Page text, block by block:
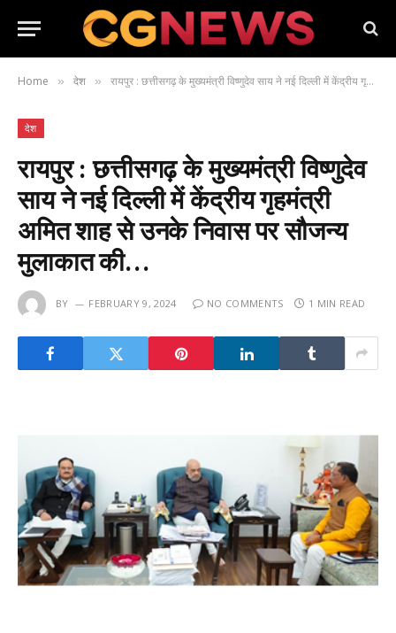
Home » देश » रायपुर : छत्तीसगढ़ के मुख्यमंत्री विष्णुदेव साय ने नई दिल्ली में केंद्रीय गृहमंत्री अमित शाह से उनके निवास पर सौजन्य मुलाकात की…
देश
रायपुर : छत्तीसगढ़ के मुख्यमंत्री विष्णुदेव
साय ने नई दिल्ली में केंद्रीय गृहमंत्री
अमित शाह से उनके निवास पर सौजन्य
मुलाकात की…
BY FEBRUARY 9, 2024 NO COMMENTS 1 MIN READ